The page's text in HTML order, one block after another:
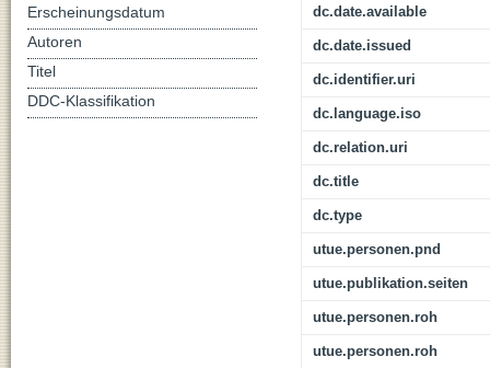
dc.date.available
dc.date.issued
dc.identifier.uri
dc.language.iso
dc.relation.uri
dc.title
dc.type
utue.personen.pnd
utue.publikation.seiten
utue.personen.roh
utue.personen.roh
Erscheinungsdatum
Autoren
Titel
DDC-Klassifikation